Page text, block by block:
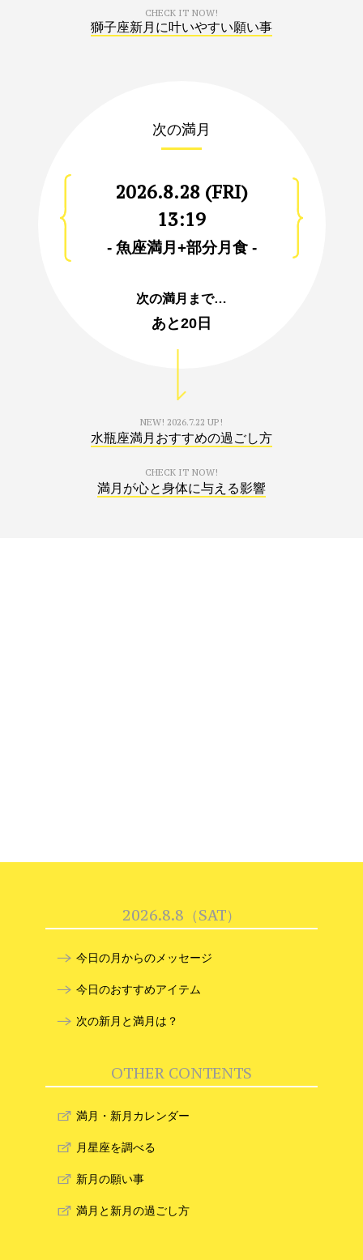
CHECK IT NOW!
獅子座新月に叶いやすい願い事
次の満月
2026.8.28 (FRI)
13:19
- 魚座満月+部分月食 -
次の満月まで…
あと20日
NEW! 2026.7.22 UP!
水瓶座満月おすすめの過ごし方
CHECK IT NOW!
満月が心と身体に与える影響
2026.8.8（SAT）
今日の月からのメッセージ
今日のおすすめアイテム
次の新月と満月は？
OTHER CONTENTS
満月・新月カレンダー
月星座を調べる
新月の願い事
満月と新月の過ごし方